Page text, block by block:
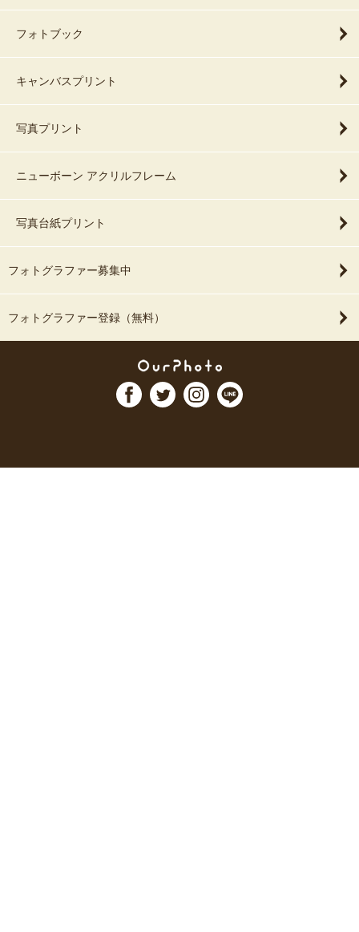
フォトブック
キャンバスプリント
写真プリント
ニューボーン アクリルフレーム
写真台紙プリント
フォトグラファー募集中
フォトグラファー登録（無料）